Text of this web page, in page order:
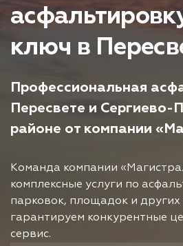
ключ в
Профессиональная
Пересвете и Сергиево-
районе от компании
Команда компании
комплексные услуги по
парковок, площадок и
гарантируем конкурентные
сервис.